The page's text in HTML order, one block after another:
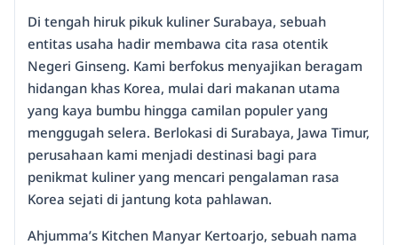
Di tengah hiruk pikuk kuliner Surabaya, sebuah
entitas usaha hadir membawa cita rasa otentik
Negeri Ginseng. Kami berfokus menyajikan beragam
hidangan khas Korea, mulai dari makanan utama
yang kaya bumbu hingga camilan populer yang
menggugah selera. Berlokasi di Surabaya, Jawa Timur,
perusahaan kami menjadi destinasi bagi para
penikmat kuliner yang mencari pengalaman rasa
Korea sejati di jantung kota pahlawan.
Ahjumma’s Kitchen Manyar Kertoarjo, sebuah nama